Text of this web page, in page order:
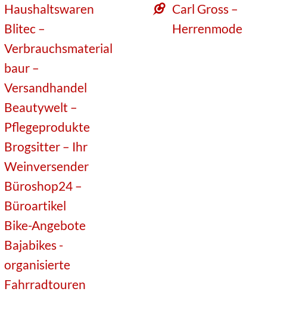
Haushaltswaren
Blitec –
Verbrauchsmaterial
baur –
Versandhandel
Beautywelt –
Pflegeprodukte
Brogsitter – Ihr
Weinversender
Büroshop24 –
Büroartikel
Bike-Angebote
Bajabikes -
organisierte
Fahrradtouren
Carl Gross –
Herrenmode